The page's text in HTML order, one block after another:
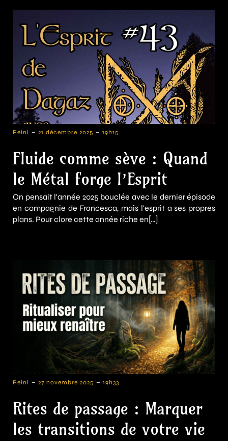
Reini - 21 décembre 2025 - 19h15
Fluide comme sève : Quand
le Métal forge l’Esprit
On pensait l'année 2025 bouclée avec le dernier épisode
en compagnie de Francesca, mais l'esprit a ses propres
plans. Pour clore cette année riche en[…]
Reini - 27 novembre 2025 - 19h33
Rites de passage : Marquer
les transitions de votre vie